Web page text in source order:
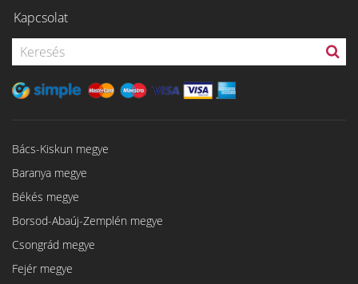
Kapcsolat
Bács-Kiskun megye
Baranya megye
Békés megye
Borsod-Abaúj-Zemplén megye
Csongrád megye
Fejér megye